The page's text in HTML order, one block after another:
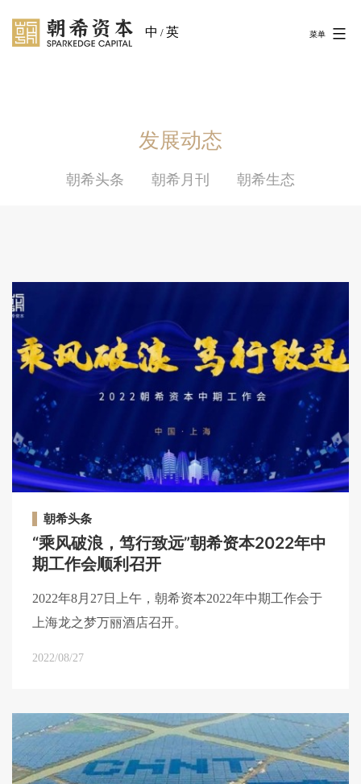
菜单
中 / 英
发展动态
朝希头条 朝希月刊 朝希生态
朝希头条
“乘风破浪，笃行致远”朝希资本2022年中
期工作会顺利召开
2022年8月27日上午，朝希资本2022年中期工作会于
上海龙之梦万丽酒店召开。
2022/08/27